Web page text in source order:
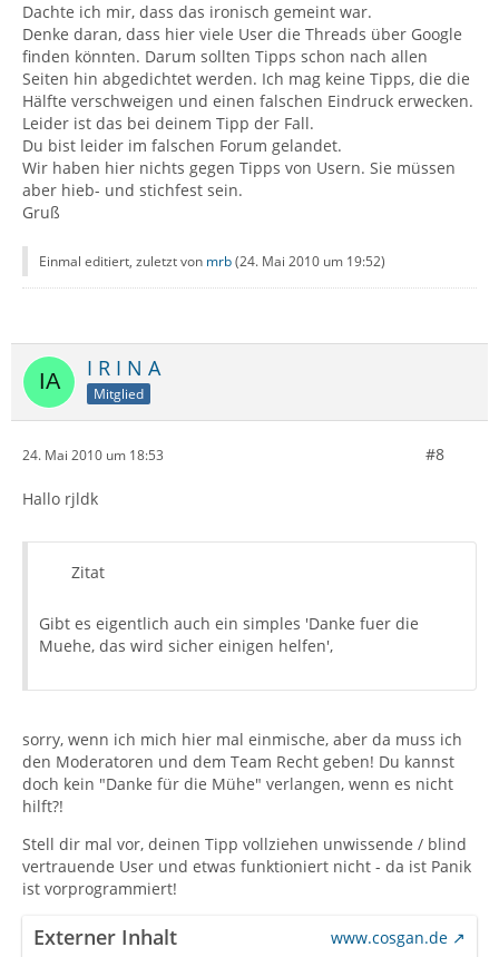
Dachte ich mir, dass das ironisch gemeint war.
Denke daran, dass hier viele User die Threads über Google
finden könnten. Darum sollten Tipps schon nach allen
Seiten hin abgedichtet werden. Ich mag keine Tipps, die die
Hälfte verschweigen und einen falschen Eindruck erwecken.
Leider ist das bei deinem Tipp der Fall.
Du bist leider im falschen Forum gelandet.
Wir haben hier nichts gegen Tipps von Usern. Sie müssen
aber hieb- und stichfest sein.
Gruß
Einmal editiert, zuletzt von mrb(24. Mai 2010 um 19:52)
I R I N A
Mitglied
24. Mai 2010 um 18:53 #8
Hallo rjldk
Zitat
Gibt es eigentlich auch ein simples 'Danke fuer die
Muehe, das wird sicher einigen helfen',
sorry, wenn ich mich hier mal einmische, aber da muss ich
den Moderatoren und dem Team Recht geben! Du kannst
doch kein "Danke für die Mühe" verlangen, wenn es nicht
hilft?!
Stell dir mal vor, deinen Tipp vollziehen unwissende / blind
vertrauende User und etwas funktioniert nicht - da ist Panik
ist vorprogrammiert!
Externer Inhalt
www.cosgan.de